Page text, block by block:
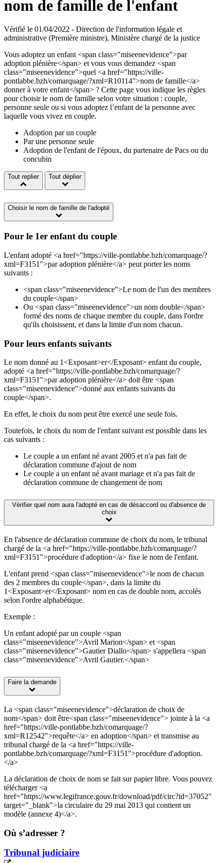
nom de famille de l'enfant
Vérifié le 01/04/2022 - Direction de l'information légale et
administrative (Première ministre), Ministère chargé de la justice
Vous adoptez un enfant <span class="miseenevidence">par
adoption plénière</span> et vous vous demandez <span
class="miseenevidence">quel <a href="https://ville-
pontlabbe.bzh/comarquage/?xml=R10114">nom de famille</a>
donner à votre enfant</span> ? Cette page vous indique les règles
pour choisir le nom de famille selon votre situation : couple,
personne seule ou si vous adoptez l’enfant de la personne avec
laquelle vous vivez en couple.
Adoption par un couple
Par une personne seule
Adoption de l'enfant de l'époux, du partenaire de Pacs ou du
concubin
Tout replier Tout déplier
Choisir le nom de famille de l'adopté
Pour le 1er enfant du couple
L'enfant adopté <a href="https://ville-pontlabbe.bzh/comarquage/?
xml=F3151">par adoption plénière</a> peut porter les noms
suivants :
<span class="miseenevidence">Le nom de l'un des membres
du couple</span>
Ou <span class="miseenevidence">un nom double</span>
formé des noms de chaque membre du couple, dans l'ordre
qu'ils choisissent, et dans la limite d'un nom chacun.
Pour leurs enfants suivants
Le nom donné au 1<Exposant>er</Exposant> enfant du couple,
adopté <a href="https://ville-pontlabbe.bzh/comarquage/?
xml=F3151">par adoption plénière</a> doit être <span
class="miseenevidence">donné aux enfants suivants du
couple</span>.
En effet, le choix du nom peut être exercé une seule fois.
Toutefois, le choix du nom de l'enfant suivant est possible dans les
cas suivants :
Le couple a un enfant né avant 2005 et n'a pas fait de
déclaration commune d'ajout de nom
Le couple a un enfant né avant mariage et n'a pas fait de
déclaration commune de changement de nom
Vérifier quel nom aura l'adopté en cas de désaccord ou d'absence de
choix
En l'absence de déclaration commune de choix du nom, le tribunal
chargé de la <a href="https://ville-pontlabbe.bzh/comarquage/?
xml=F3151">procédure d'adoption</a> fixe le nom de l'enfant.
L'enfant prend <span class="miseenevidence">le nom de chacun
des 2 membres du couple</span>, dans la limite du
1<Exposant>er</Exposant> nom en cas de double nom, accolés
selon l'ordre alphabétique.
Exemple :
Un enfant adopté par un couple <span
class="miseenevidence">Avril Marion</span> et <span
class="miseenevidence">Gautier Diallo</span> s'appellera <span
class="miseenevidence">Avril Gautier.</span>
Faire la demande
La <span class="miseenevidence">déclaration de choix de
nom</span> doit être<span class="miseenevidence"> jointe à la <a
href="https://ville-pontlabbe.bzh/comarquage/?
xml=R12542">requête</a> en adoption</span> et transmise au
tribunal chargé de la <a href="https://ville-
pontlabbe.bzh/comarquage/?xml=F3151">procédure d'adoption.
</a>
La déclaration de choix de nom se fait sur papier libre. Vous pouvez
télécharger <a
href="https://www.legifrance.gouv.fr/download/pdf/circ?id=37052"
target="_blank">la circulaire du 29 mai 2013 qui contient un
modèle (annexe 4)</a>.
Où s’adresser ?
Tribunal judiciaire